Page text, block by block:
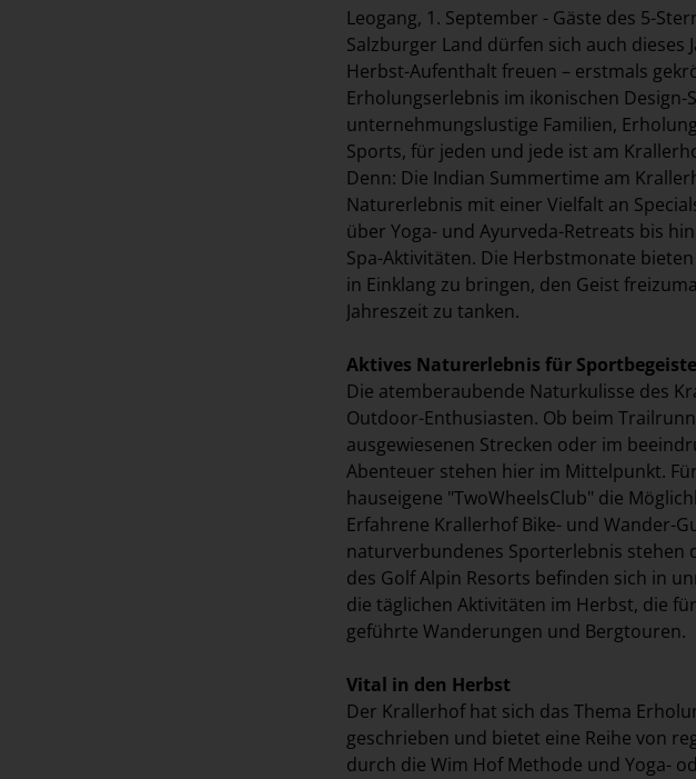
Leogang, 1. September - Gäste des 5-
Salzburger Land dürfen sich auch dieses
Herbst-Aufenthalt freuen – erstmals
Erholungserlebnis im ikonischen Design-
unternehmungslustige Familien,
Sports, für jeden und jede ist am
Denn: Die Indian Summertime am
Naturerlebnis mit einer Vielfalt an
über Yoga- und Ayurveda-Retreats bis
Spa-Aktivitäten. Die Herbstmonate
in Einklang zu bringen, den Geist
Jahreszeit zu tanken.
Aktives Naturerlebnis für
Die atemberaubende Naturkulisse des
Outdoor-Enthusiasten. Ob beim
ausgewiesenen Strecken oder im
Abenteuer stehen hier im Mittelpunkt.
hauseigene "TwoWheelsClub" die
Erfahrene Krallerhof Bike- und Wander-
naturverbundenes Sporterlebnis stehen
des Golf Alpin Resorts befinden sich in
die täglichen Aktivitäten im Herbst, die
geführte Wanderungen und Bergtouren.
Vital in den Herbst
Der Krallerhof hat sich das Thema
geschrieben und bietet eine Reihe von
durch die Wim Hof Methode und Yoga-